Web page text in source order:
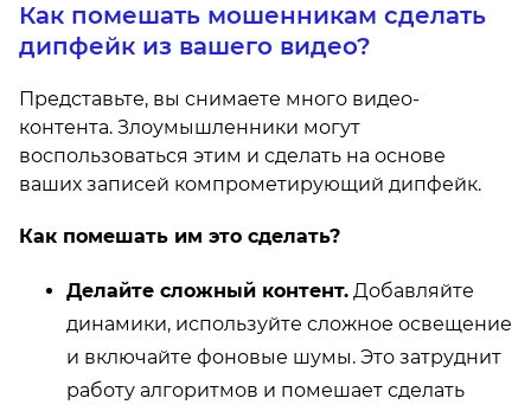
Как помешать мошенникам сделать
дипфейк из вашего видео?
Представьте, вы снимаете много видео-
контента. Злоумышленники могут
воспользоваться этим и сделать на основе
ваших записей компрометирующий дипфейк.
Как помешать им это сделать?
Делайте сложный контент. Добавляйте
динамики, используйте сложное освещение
и включайте фоновые шумы. Это затруднит
работу алгоритмов и помешает сделать